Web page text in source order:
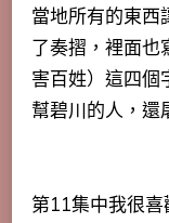
當地所有的東西
了奏摺，裡面也
害百姓）這四個
幫碧川的人，還
第11集中我很